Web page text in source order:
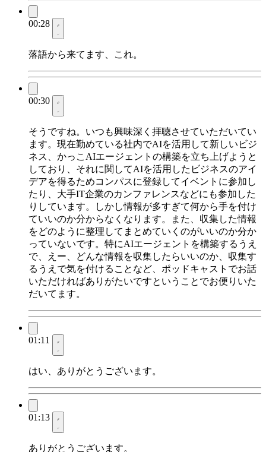
00:28
落語から来てます、これ。
00:30
そうですね。いつも興味深く拝聴させていただいてい
ます。現在勤めている社内でAIを活用して新しいビジ
ネス、かっこAIエージェントの構築を立ち上げようと
しており、それに関してAIを活用したビジネスのアイ
デアを得るためコンパスに登録してイベントに参加し
たり、大手IT企業のカンファレンスなどにも参加した
りしています。しかし情報が多すぎて何から手を付け
ていいのか分からなくなります。また、収集した情報
をどのように整理してまとめていくのがいいのか分か
っていないです。特にAIエージェントを構築するうえ
で、えー、どんな情報を収集したらいいのか、収集す
るうえで気を付けることなど、ポッドキャストでお話
いただければありがたいですということでお便りいた
だいてます。
01:11
はい、ありがとうございます。
01:13
ありがとうございます。